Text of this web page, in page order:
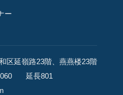
ー
区延嶺路23階、燕燕楼23階
延長801